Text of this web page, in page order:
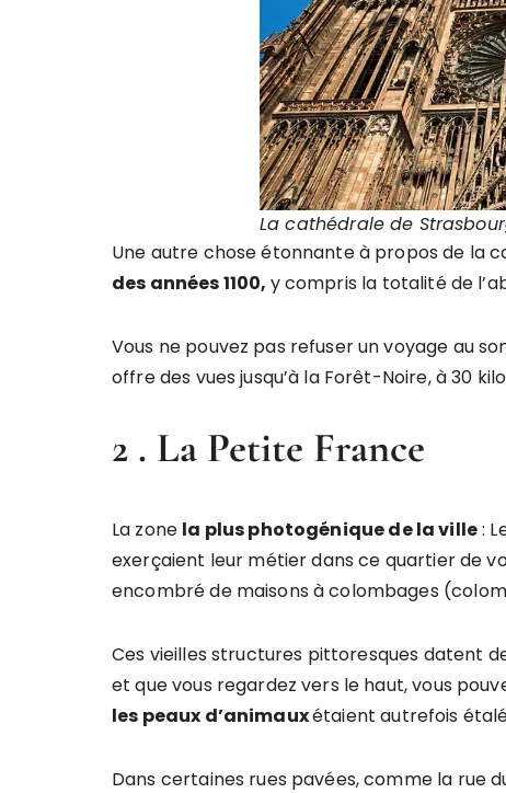
La cathédrale de
Une autre chose étonnante à propos de la
des années 1100, y compris la totalité de
Vous ne pouvez pas refuser un voyage au
offre des vues jusqu’à la Forêt-Noire, à 30
2 . La Petite France
La zone la plus photogénique de la ville:
exerçaient leur métier dans ce quartier de
encombré de maisons à colombages
Ces vieilles structures pittoresques datent
et que vous regardez vers le haut, vous
les peaux d’animauxétaient autrefois
Dans certaines rues pavées, comme la rue